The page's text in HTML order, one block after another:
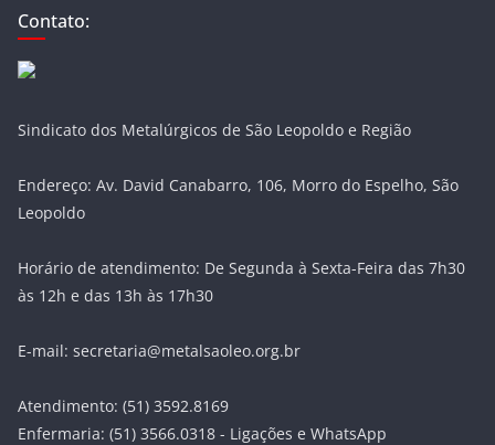
Contato:
Sindicato dos Metalúrgicos de São Leopoldo e Região
Endereço: Av. David Canabarro, 106, Morro do Espelho, São
Leopoldo
Horário de atendimento: De Segunda à Sexta-Feira das 7h30
às 12h e das 13h às 17h30
E-mail: secretaria@metalsaoleo.org.br
Atendimento: (51) 3592.8169
Enfermaria: (51) 3566.0318 - Ligações e WhatsApp